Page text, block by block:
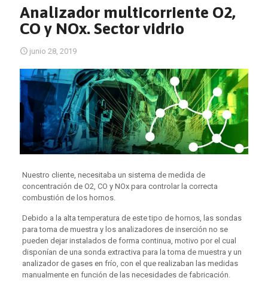
Analizador multicorriente O2,
CO y NOx. Sector vidrio
junio 28, 2019
Nuestro cliente, necesitaba un sistema de medida de
concentración de O2, CO y NOx para controlar la correcta
combustión de los hornos.
Debido a la alta temperatura de este tipo de hornos, las sondas
para toma de muestra y los analizadores de inserción no se
pueden dejar instalados de forma continua, motivo por el cual
disponían de una sonda extractiva para la toma de muestra y un
analizador de gases en frío, con el que realizaban las medidas
manualmente en función de las necesidades de fabricación.